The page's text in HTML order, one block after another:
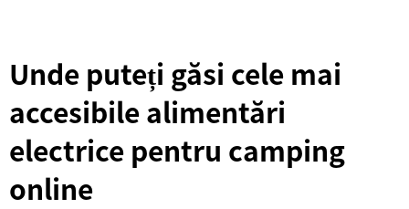
Unde puteți găsi cele mai
accesibile alimentări
electrice pentru camping
online